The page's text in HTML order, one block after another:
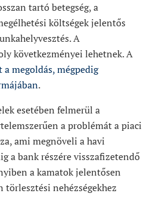
tartó betegség, a
költségek jelentős
A
következményei lehetnek. A
a megoldás, mégpedig
.
esetében felmerül a
a problémát a piaci
ami megnöveli a havi
a bank részére visszafizetendő
a kamatok jelentősen
nehézségekhez